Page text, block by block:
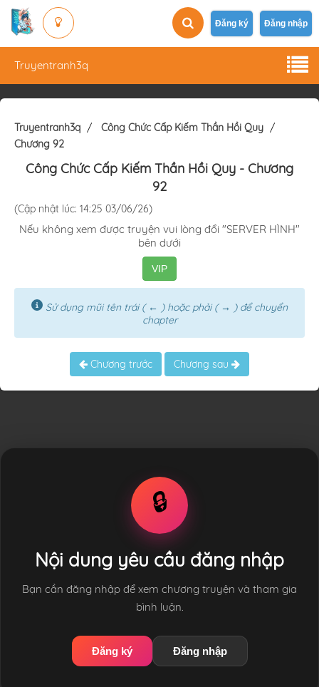
Đăng ký Đăng nhập
Truyentranh3q
Truyentranh3q
Công Chức Cấp Kiếm Thần Hồi Quy
Chương 92
Công Chức Cấp Kiếm Thần Hồi Quy - Chương
92
(Cập nhật lúc: 14:25 03/06/26)
Nếu không xem được truyện vui lòng đổi "SERVER HÌNH"
bên dưới
VIP
Sử dụng mũi tên trái ( ← ) hoặc phải ( → ) để chuyển
chapter
Chương trước Chương sau
🔒
Nội dung yêu cầu đăng nhập
Bạn cần đăng nhập để xem chương truyện và tham gia
bình luận.
Đăng ký Đăng nhập